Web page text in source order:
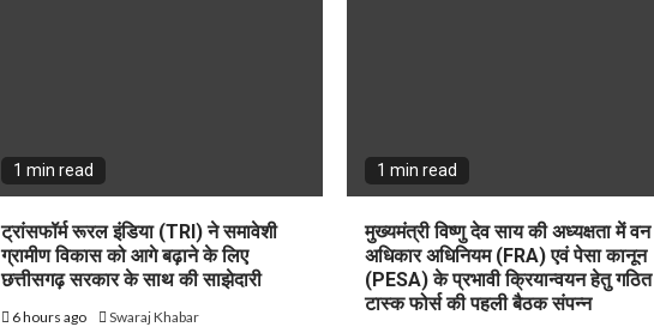
1 min read
ट्रांसफॉर्म रूरल इंडिया (TRI) ने समावेशी
ग्रामीण विकास को आगे बढ़ाने के लिए
छत्तीसगढ़ सरकार के साथ की साझेदारी
6 hours ago Swaraj Khabar
1 min read
मुख्यमंत्री विष्णु देव साय की अध्यक्षता में वन
अधिकार अधिनियम (FRA) एवं पेसा कानून
(PESA) के प्रभावी क्रियान्वयन हेतु गठित
टास्क फोर्स की पहली बैठक संपन्न